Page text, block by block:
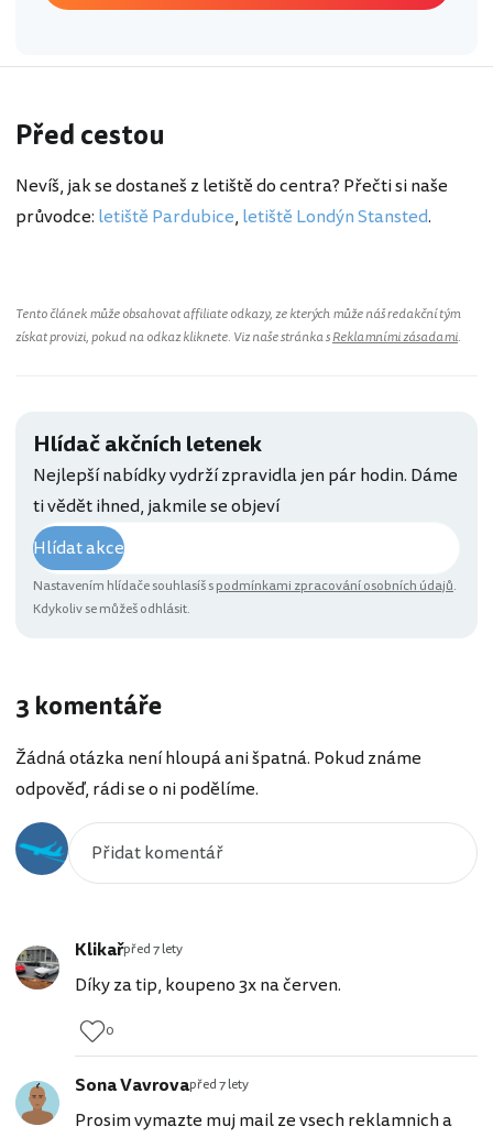
Před cestou
Nevíš, jak se dostaneš z letiště do centra? Přečti si naše
průvodce: letiště Pardubice, letiště Londýn Stansted.
Tento článek může obsahovat affiliate odkazy, ze kterých může náš redakční tým
získat provizi, pokud na odkaz kliknete. Viz naše stránka sReklamními zásadami.
Hlídač akčních letenek
Nejlepší nabídky vydrží zpravidla jen pár hodin. Dáme
ti vědět ihned, jakmile se objeví
Hlídat akce
Nastavením hlídače souhlasíš spodmínkami zpracování osobních údajů.
Kdykoliv se můžeš odhlásit.
3 komentáře
Žádná otázka není hloupá ani špatná. Pokud známe
odpověď, rádi se o ni podělíme.
Klikařpřed 7 lety
Díky za tip, koupeno 3x na červen.
0
Sona Vavrovapřed 7 lety
Prosim vymazte muj mail ze vsech reklamnich a